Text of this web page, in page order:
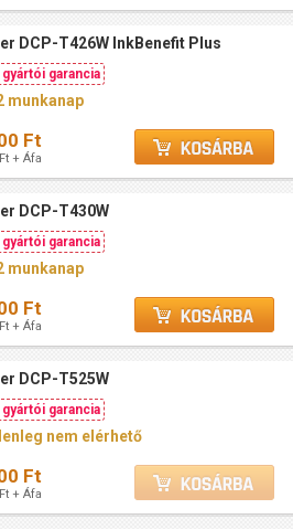
DCP-T426W InkBenefit Plus
garancia
munkanap
Ft
+ Áfa
DCP-T430W
garancia
munkanap
Ft
+ Áfa
DCP-T525W
garancia
nem elérhető
Ft
+ Áfa